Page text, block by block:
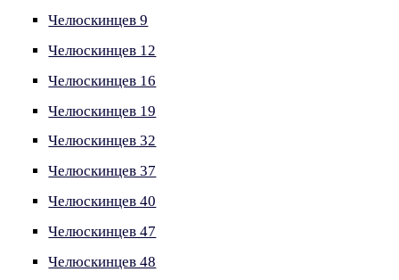
Челюскинцев 9
Челюскинцев 12
Челюскинцев 16
Челюскинцев 19
Челюскинцев 32
Челюскинцев 37
Челюскинцев 40
Челюскинцев 47
Челюскинцев 48